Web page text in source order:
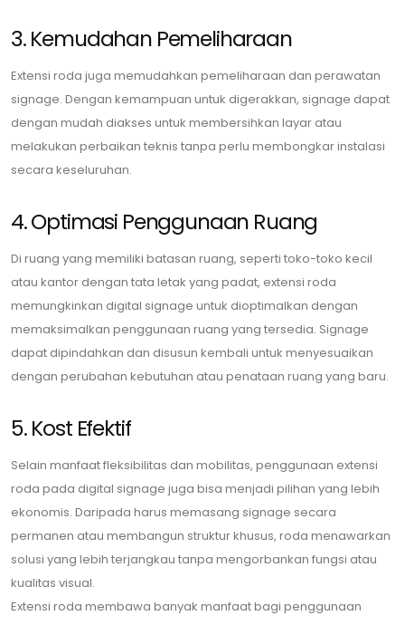
3. Kemudahan Pemeliharaan
Extensi roda juga memudahkan pemeliharaan dan perawatan
signage. Dengan kemampuan untuk digerakkan, signage dapat
dengan mudah diakses untuk membersihkan layar atau
melakukan perbaikan teknis tanpa perlu membongkar instalasi
secara keseluruhan.
4. Optimasi Penggunaan Ruang
Di ruang yang memiliki batasan ruang, seperti toko-toko kecil
atau kantor dengan tata letak yang padat, extensi roda
memungkinkan digital signage untuk dioptimalkan dengan
memaksimalkan penggunaan ruang yang tersedia. Signage
dapat dipindahkan dan disusun kembali untuk menyesuaikan
dengan perubahan kebutuhan atau penataan ruang yang baru.
5. Kost Efektif
Selain manfaat fleksibilitas dan mobilitas, penggunaan extensi
roda pada digital signage juga bisa menjadi pilihan yang lebih
ekonomis. Daripada harus memasang signage secara
permanen atau membangun struktur khusus, roda menawarkan
solusi yang lebih terjangkau tanpa mengorbankan fungsi atau
kualitas visual.
Extensi roda membawa banyak manfaat bagi penggunaan